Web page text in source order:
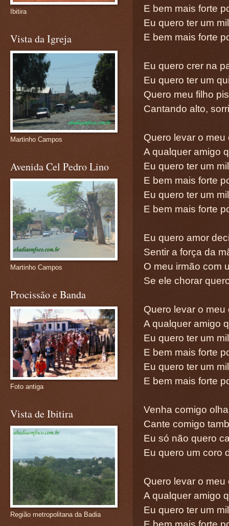
E bem mais forte
Eu quero ter um
E bem mais forte
Eu quero crer na
Eu quero ter um
Quero meu filho
Cantando alto,
Quero levar o meu
A qualquer amigo
Eu quero ter um
E bem mais forte
Eu quero ter um
E bem mais forte
Eu quero amor
Sentir a força da
O meu irmão com
Se ele chorar
Quero levar o meu
A qualquer amigo
Eu quero ter um
E bem mais forte
Eu quero ter um
E bem mais forte
Venha comigo
Cante comigo
Eu só não quero
Eu quero um coro
Quero levar o meu
A qualquer amigo
Eu quero ter um
Ibitira
Vista da Igreja
Martinho Campos
Avenida Cel Pedro Lino
Martinho Campos
Procissão e Banda
Foto antiga
Vista de Ibitira
Região metropolitana da Badia